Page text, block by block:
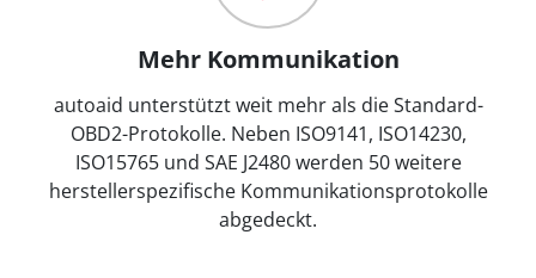
Mehr Kommunikation
autoaid unterstützt weit mehr als die Standard-
OBD2-Protokolle. Neben ISO9141, ISO14230,
ISO15765 und SAE J2480 werden 50 weitere
herstellerspezifische Kommunikationsprotokolle
abgedeckt.